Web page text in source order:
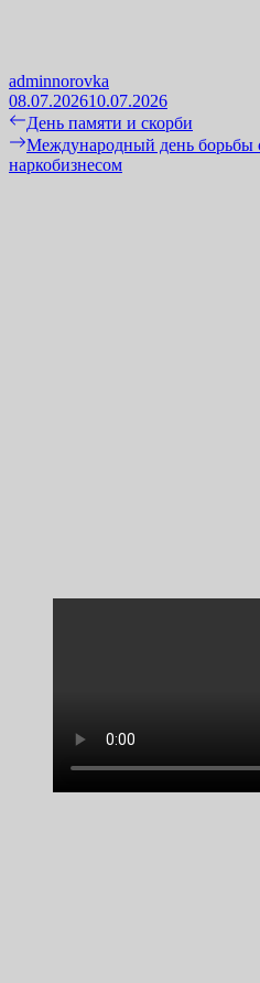
adminnorovka
08.07.202610.07.2026
Навигация
по
Previous
post:
День памяти и скорби
Next
post:
Международный день борьбы
наркобизнесом